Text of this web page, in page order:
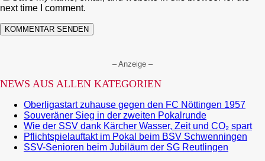
next time I comment.
– Anzeige –
NEWS AUS ALLEN KATEGORIEN
Oberligastart zuhause gegen den FC Nöttingen 1957
Souveräner Sieg in der zweiten Pokalrunde
Wie der SSV dank Kärcher Wasser, Zeit und CO₂ spart
Pflichtspielauftakt im Pokal beim BSV Schwenningen
SSV-Senioren beim Jubiläum der SG Reutlingen